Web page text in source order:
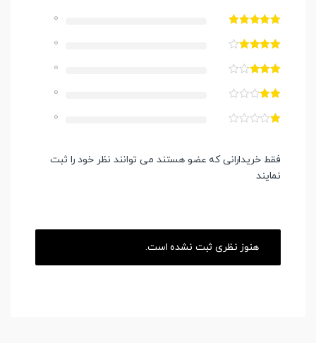
0
0
0
0
0
فقط خریدارانی که عضو هستند می توانند نظر خود را ثبت
نمایند
هنوز نظری ثبت نشده است.